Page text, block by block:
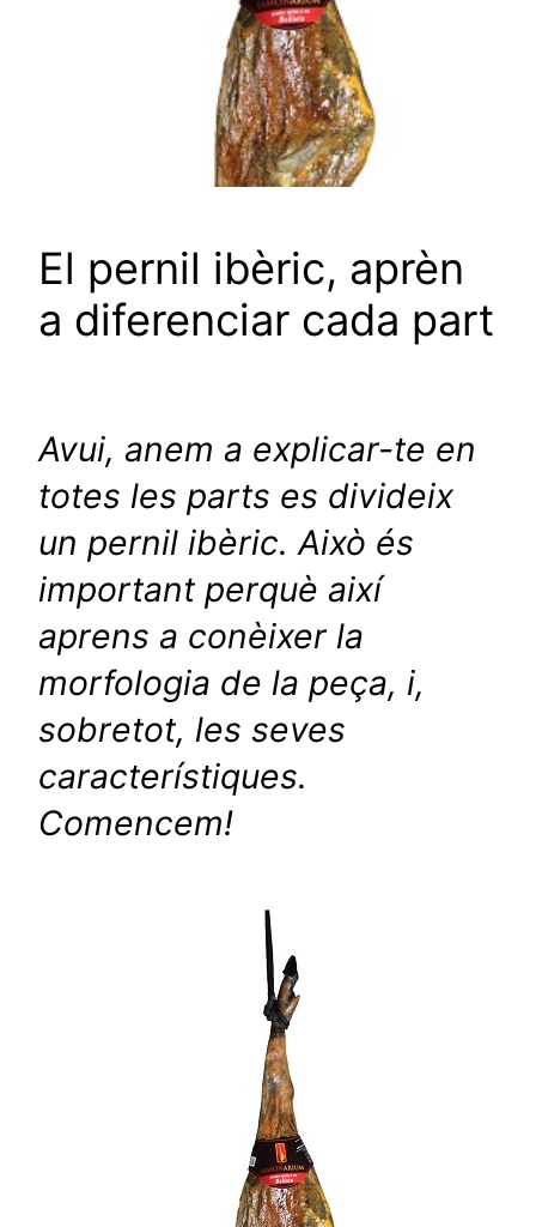
El pernil ibèric, aprèn
a diferenciar cada part
Avui, anem a explicar-te en
totes les parts es divideix
un pernil ibèric. Això és
important perquè així
aprens a conèixer la
morfologia de la peça, i,
sobretot, les seves
característiques.
Comencem!